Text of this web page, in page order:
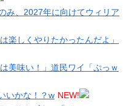
み、2027年に向けてウィリア
楽しくやりたかったんだよ」
美味い！」道民ワイ「ぷっｗ
いかな！？w NEW!